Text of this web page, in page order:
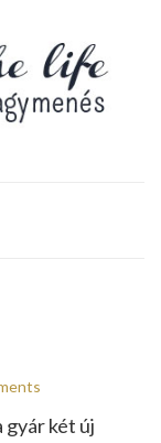
gyár két új